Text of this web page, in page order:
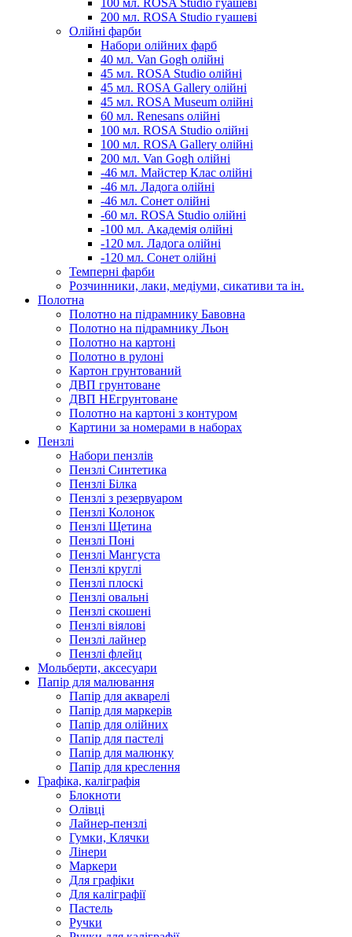
100 мл. ROSA Studio гуашеві
200 мл. ROSA Studio гуашеві
Олійні фарби
Набори олійних фарб
40 мл. Van Gogh олійні
45 мл. ROSA Studio олійні
45 мл. ROSA Gallery олійні
45 мл. ROSA Museum олійні
60 мл. Renesans олійні
100 мл. ROSA Studio олійні
100 мл. ROSA Gallery олійні
200 мл. Van Gogh олійні
-46 мл. Майстер Клас олійні
-46 мл. Ладога олійні
-46 мл. Сонет олійні
-60 мл. ROSA Studio олійні
-100 мл. Академія олійні
-120 мл. Ладога олійні
-120 мл. Сонет олійні
Темперні фарби
Розчинники, лаки, медіуми, сикативи та ін.
Полотна
Полотно на підрамнику Бавовна
Полотно на підрамнику Льон
Полотно на картоні
Полотно в рулоні
Картон грунтований
ДВП грунтоване
ДВП НЕгрунтоване
Полотно на картоні з контуром
Картини за номерами в наборах
Пензлі
Набори пензлів
Пензлі Синтетика
Пензлі Білка
Пензлі з резервуаром
Пензлі Колонок
Пензлі Щетина
Пензлі Поні
Пензлі Мангуста
Пензлі круглі
Пензлі плоскі
Пензлі овальні
Пензлі скошені
Пензлі віялові
Пензлі лайнер
Пензлі флейц
Мольберти, аксесуари
Папір для малювання
Папір для акварелі
Папір для маркерів
Папір для олійних
Папір для пастелі
Папір для малюнку
Папір для креслення
Графіка, каліграфія
Блокноти
Олівці
Лайнер-пензлі
Гумки, Клячки
Лінери
Маркери
Для графіки
Для каліграфії
Пастель
Ручки